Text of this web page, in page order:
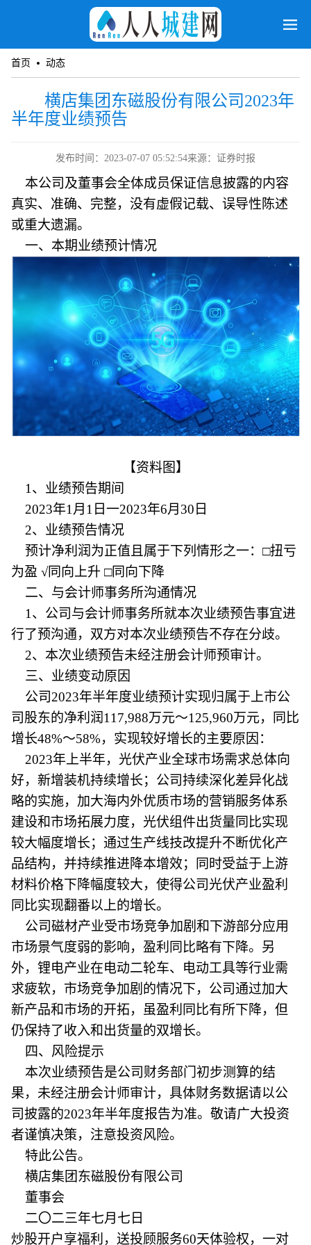
首页 动态
横店集团东磁股份有限公司2023年
半年度业绩预告
发布时间：2023-07-07 05:52:54来源：证券时报
本公司及董事会全体成员保证信息披露的内容
真实、准确、完整，没有虚假记载、误导性陈述
或重大遗漏。
一、本期业绩预计情况
【资料图】
1、业绩预告期间
2023年1月1日一2023年6月30日
2、业绩预告情况
预计净利润为正值且属于下列情形之一：□扭亏
为盈 √同向上升 □同向下降
二、与会计师事务所沟通情况
1、公司与会计师事务所就本次业绩预告事宜进
行了预沟通，双方对本次业绩预告不存在分歧。
2、本次业绩预告未经注册会计师预审计。
三、业绩变动原因
公司2023年半年度业绩预计实现归属于上市公
司股东的净利润117,988万元～125,960万元，同比
增长48%～58%，实现较好增长的主要原因：
2023年上半年，光伏产业全球市场需求总体向
好，新增装机持续增长；公司持续深化差异化战
略的实施，加大海内外优质市场的营销服务体系
建设和市场拓展力度，光伏组件出货量同比实现
较大幅度增长；通过生产线技改提升不断优化产
品结构，并持续推进降本增效；同时受益于上游
材料价格下降幅度较大，使得公司光伏产业盈利
同比实现翻番以上的增长。
公司磁材产业受市场竞争加剧和下游部分应用
市场景气度弱的影响，盈利同比略有下降。另
外，锂电产业在电动二轮车、电动工具等行业需
求疲软，市场竞争加剧的情况下，公司通过加大
新产品和市场的开拓，虽盈利同比有所下降，但
仍保持了收入和出货量的双增长。
四、风险提示
本次业绩预告是公司财务部门初步测算的结
果，未经注册会计师审计，具体财务数据请以公
司披露的2023年半年度报告为准。敬请广大投资
者谨慎决策，注意投资风险。
特此公告。
横店集团东磁股份有限公司
董事会
二〇二三年七月七日
炒股开户享福利，送投顾服务60天体验权，一对